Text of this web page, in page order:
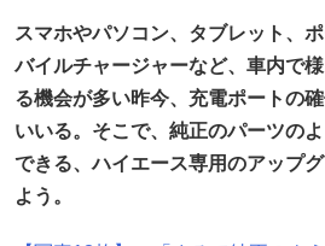
スマホやパソコン、タブレット、
バイルチャージャーなど、車内で
る機会が多い昨今、充電ポートの
いいる。そこで、純正のパーツの
できる、ハイエース専用のアップ
よう。